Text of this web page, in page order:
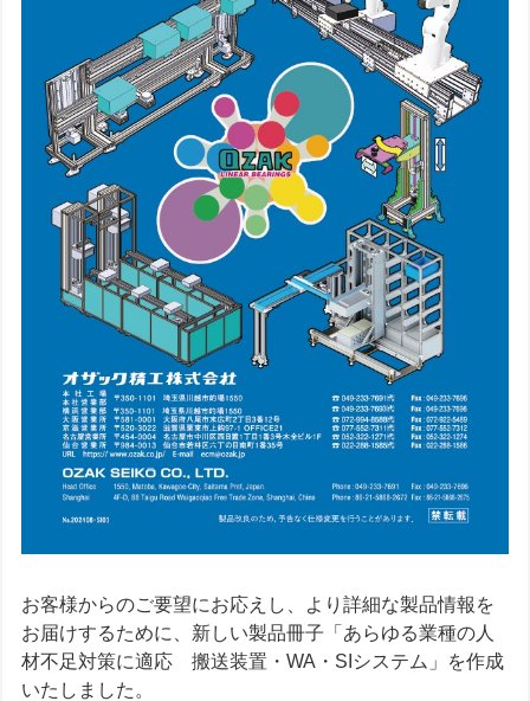
お客様からのご要望にお応えし、より詳細な製品情報を
お届けするために、新しい製品冊子「あらゆる業種の人
材不足対策に適応 搬送装置・WA・SIシステム」を作成
いたしました。